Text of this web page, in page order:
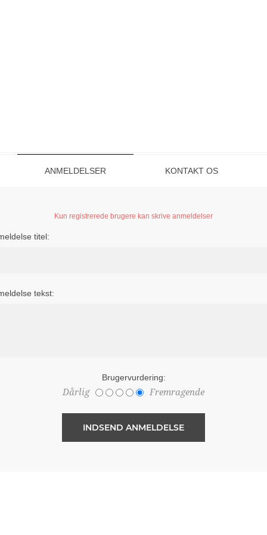
ANMELDELSER KONTAKT OS
Kun registrerede brugere kan skrive anmeldelser
titel:
tekst:
Brugervurdering:
Dårlig Fremragende